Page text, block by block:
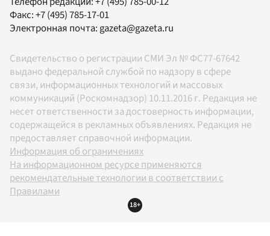
Факс:+7 (495) 785-17-01
Электронная почта: gazeta@gazeta.ru
Свидетельство о регистрации СМИ Эл № ФС77-67642
выдано федеральной службой по надзору в сфере
связи, информационных технологий и массовых
коммуникаций (Роскомнадзор) 10.11.2016 г. Редакция не
несет ответственности за достоверность информации,
содержащейся в рекламных объявлениях. Редакция не
предоставляет справочной информации.
Информация об ограничениях
На информационном ресурсе применяются
рекомендательные технологии в соответствии с
Правилами
18+